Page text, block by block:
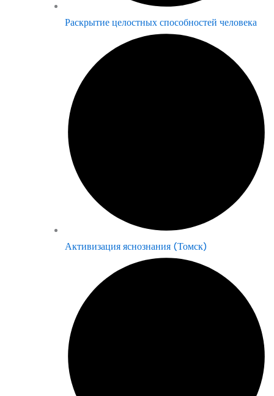
Раскрытие целостных способностей человека
Активизация яснознания (Томск)